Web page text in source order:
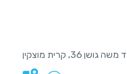
36, קרית מוצקין